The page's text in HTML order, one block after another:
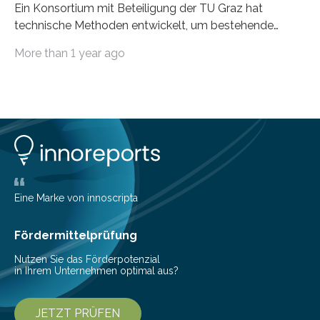
Ein Konsortium mit Beteiligung der TU Graz hat
technische Methoden entwickelt, um bestehende
Holzkonstruktionen auf nachhaltige Weise
schwer unter einen Hut bringen. Im Projekt “HOT –
Holz-on-Top” hat ein Konsortium rund um die holz.bau
forschungs GmbH, das Institut für Holzbau und
Holztechnologie, das Institut für
Architekturtechnologie, das Institut für Bauphysik,
Gebäudetechnik und Hochbau (alle TU Graz) sowie
rosenfelder & höfler…
More than 1 year ago
Eine Marke von innoscripta
Fördermittelprüfung
Nutzen Sie das Förderpotenzial
in Ihrem Unternehmen optimal aus?
JETZT PRÜFEN